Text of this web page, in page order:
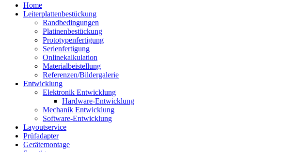
Home
Leiterplattenbestückung
Randbedingungen
Platinenbestückung
Prototypenfertigung
Serienfertigung
Onlinekalkulation
Materialbeistellung
Referenzen/Bildergalerie
Entwicklung
Elektronik Entwicklung
Hardware-Entwicklung
Mechanik Entwicklung
Software-Entwicklung
Layoutservice
Prüfadapter
Gerätemontage